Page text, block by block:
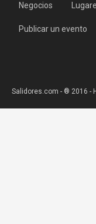
Negocios
Publicar un evento
Salidores.com - ® 2016 -